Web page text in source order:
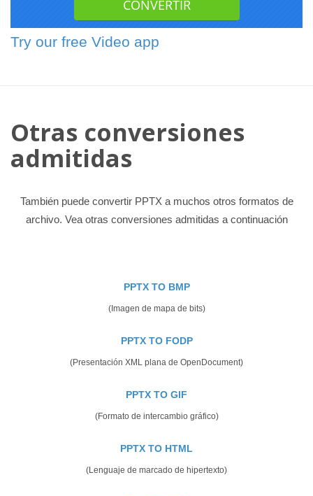
Try our free Video app
Otras conversiones
admitidas
También puede convertir PPTX a muchos otros formatos de
archivo. Vea otras conversiones admitidas a continuación
PPTX TO BMP
(Imagen de mapa de bits)
PPTX TO FODP
(Presentación XML plana de OpenDocument)
PPTX TO GIF
(Formato de intercambio gráfico)
PPTX TO HTML
(Lenguaje de marcado de hipertexto)